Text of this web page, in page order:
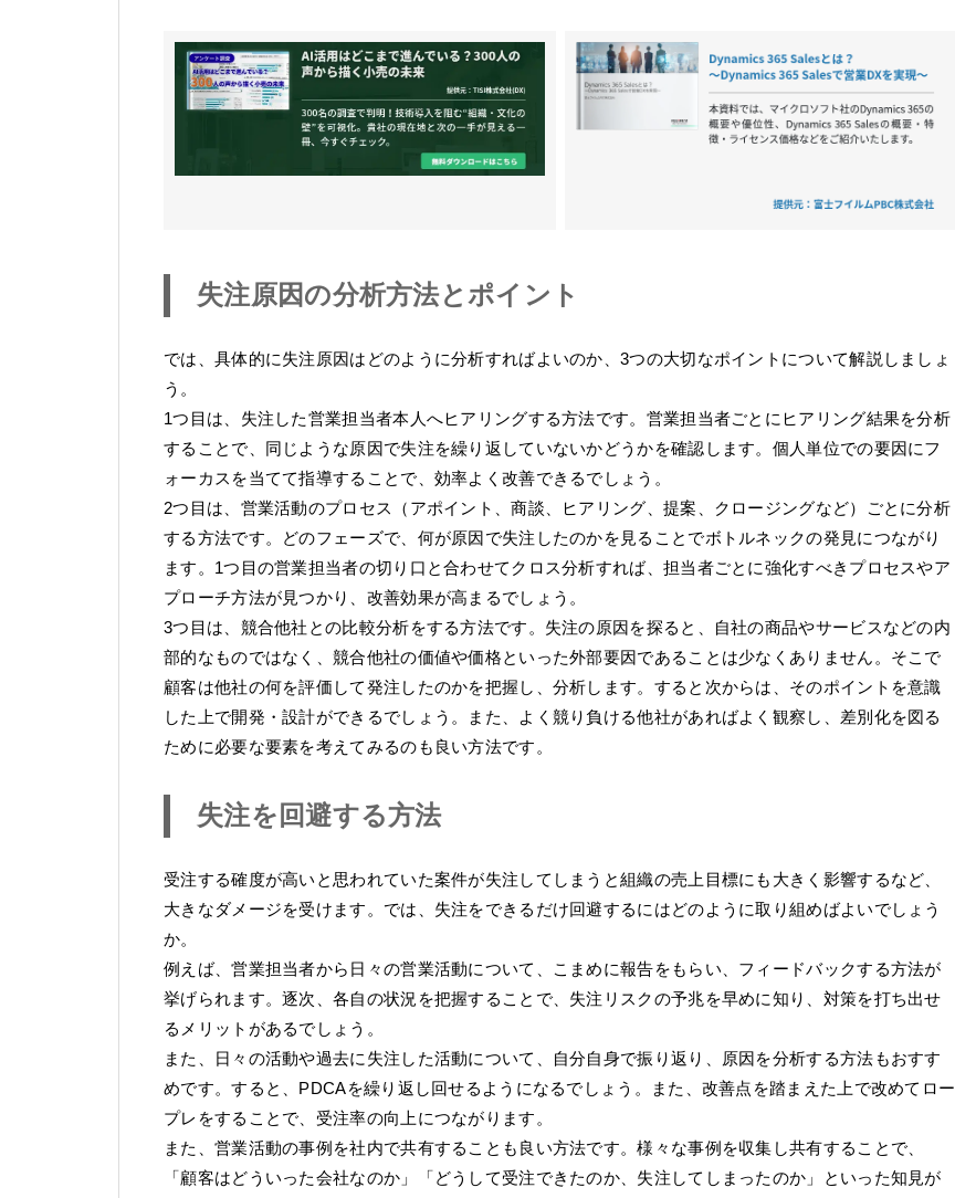
失注原因の分析方法とポイント
では、具体的に失注原因はどのように分析すればよいのか、3つの大切なポイントについて解説しましょ
う。
1つ目は、失注した営業担当者本人へヒアリングする方法です。営業担当者ごとにヒアリング結果を分析
することで、同じような原因で失注を繰り返していないかどうかを確認します。個人単位での要因にフ
ォーカスを当てて指導することで、効率よく改善できるでしょう。
2つ目は、営業活動のプロセス（アポイント、商談、ヒアリング、提案、クロージングなど）ごとに分析
する方法です。どのフェーズで、何が原因で失注したのかを見ることでボトルネックの発見につながり
ます。1つ目の営業担当者の切り口と合わせてクロス分析すれば、担当者ごとに強化すべきプロセスやア
プローチ方法が見つかり、改善効果が高まるでしょう。
3つ目は、競合他社との比較分析をする方法です。失注の原因を探ると、自社の商品やサービスなどの内
部的なものではなく、競合他社の価値や価格といった外部要因であることは少なくありません。そこで
顧客は他社の何を評価して発注したのかを把握し、分析します。すると次からは、そのポイントを意識
した上で開発・設計ができるでしょう。また、よく競り負ける他社があればよく観察し、差別化を図る
ために必要な要素を考えてみるのも良い方法です。
失注を回避する方法
受注する確度が高いと思われていた案件が失注してしまうと組織の売上目標にも大きく影響するなど、
大きなダメージを受けます。では、失注をできるだけ回避するにはどのように取り組めばよいでしょう
か。
例えば、営業担当者から日々の営業活動について、こまめに報告をもらい、フィードバックする方法が
挙げられます。逐次、各自の状況を把握することで、失注リスクの予兆を早めに知り、対策を打ち出せ
るメリットがあるでしょう。
また、日々の活動や過去に失注した活動について、自分自身で振り返り、原因を分析する方法もおすす
めです。すると、PDCAを繰り返し回せるようになるでしょう。また、改善点を踏まえた上で改めてロー
プレをすることで、受注率の向上につながります。
また、営業活動の事例を社内で共有することも良い方法です。様々な事例を収集し共有することで、
「顧客はどういった会社なのか」「どうして受注できたのか、失注してしまったのか」といった知見が